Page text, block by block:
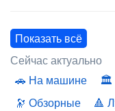
Показать всё
Сейчас актуально
На машине
Обзорные